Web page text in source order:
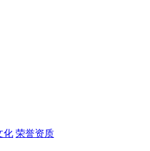
化 荣誉资质